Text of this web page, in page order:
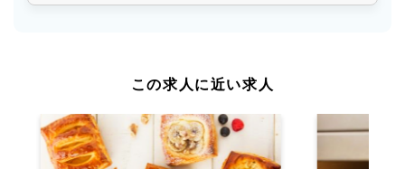
この求人に近い求人